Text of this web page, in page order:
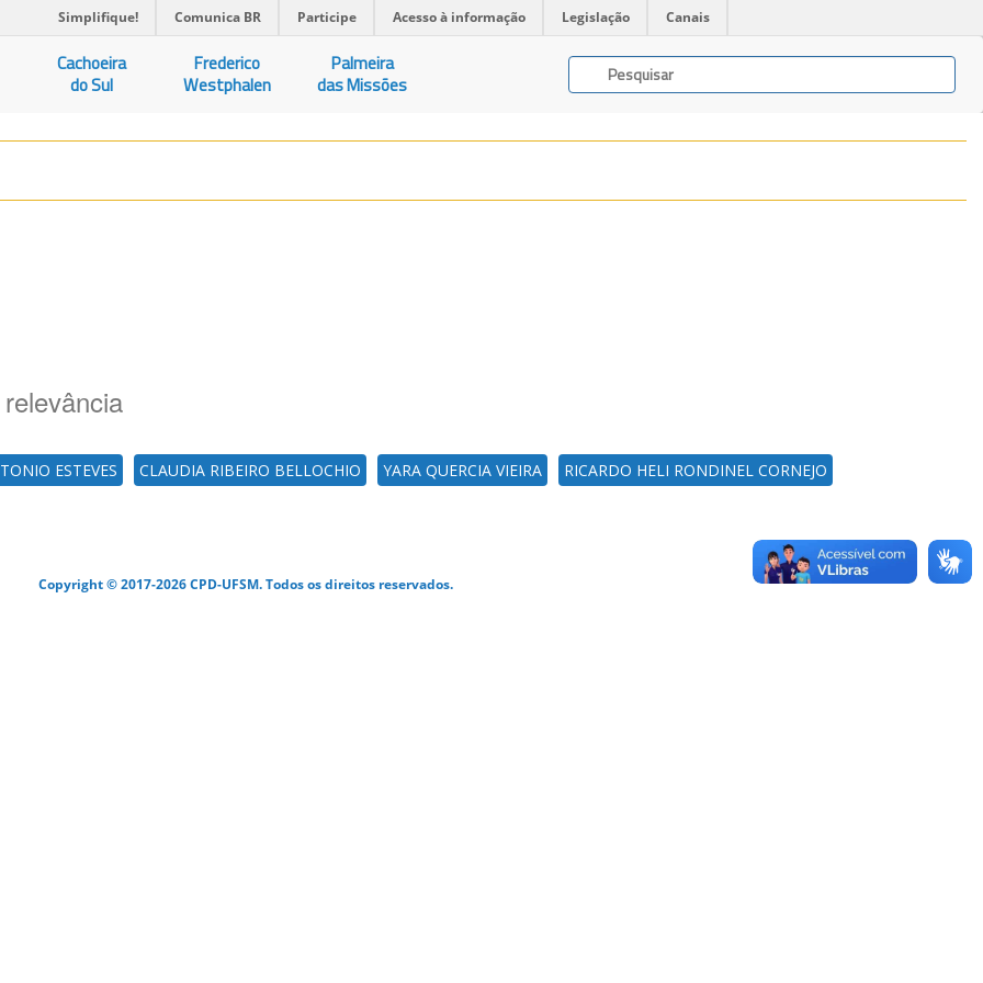
Simplifique! Comunica BR Participe Acesso à informação Legislação Canais
Cachoeira
do Sul
Frederico
Westphalen
Palmeira
das Missões
ESTEVES CLAUDIA RIBEIRO BELLOCHIO YARA QUERCIA VIEIRA RICARDO HELI RONDINEL CORNEJO
Copyright © 2017-2026 CPD-UFSM. Todos os direitos reservados.